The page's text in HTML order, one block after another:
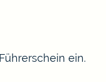
ein.